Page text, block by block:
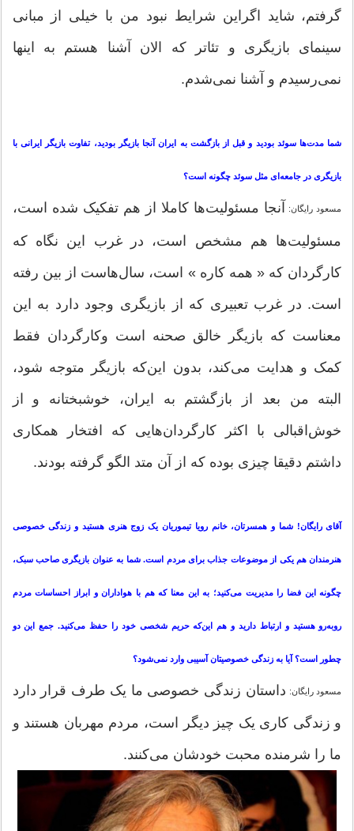
گرفتم، شاید اگراین شرایط نبود من با خیلی از مبانی
سینمای بازیگری و تئاتر که الان آشنا هستم به اینها
نمی‌رسیدم و آشنا نمی‌شدم.
شما مدت‌ها سوئد بودید و قبل از بازگشت به ایران آنجا بازیگر بودید، تفاوت بازیگر ایرانی با
بازیگری در جامعه‌ای مثل سوئد چگونه است؟
مسعود رایگان: آنجا مسئولیت‌ها کاملا از هم تفکیک شده است،
مسئولیت‌ها هم مشخص است، در غرب این نگاه که
کارگردان که « همه کاره » است، سال‌هاست از بین رفته
است. در غرب تعبیری که از بازیگری وجود دارد به این
معناست که بازیگر خالق صحنه است وکارگردان فقط
کمک و هدایت می‌کند، بدون این‌که بازیگر متوجه شود،
البته من بعد از بازگشتم به ایران، خوشبختانه و از
خوش‌اقبالی با اکثر کارگردان‌هایی که افتخار همکاری
داشتم دقیقا چیزی بوده که از آن متد الگو گرفته بودند.
آقای رایگان! شما و همسرتان، خانم رویا تیموریان یک زوج هنری هستید و زندگی خصوصی
هنرمندان هم یکی از موضوعات جذاب برای مردم است. شما به عنوان بازیگری صاحب سبک،
چگونه این فضا را مدیریت می‌کنید؛ به این معنا که هم با هواداران و ابراز احساسات مردم
روبه‌رو هستید و ارتباط دارید و هم این‌که حریم شخصی خود را حفظ می‌کنید. جمع این دو
چطور است؟ آیا به زندگی خصوصیتان آسیبی وارد نمی‌شود؟
مسعود رایگان: داستان زندگی خصوصی ما یک طرف قرار دارد
و زندگی کاری یک چیز دیگر است، مردم مهربان هستند و
ما را شرمنده محبت خودشان می‌کنند.